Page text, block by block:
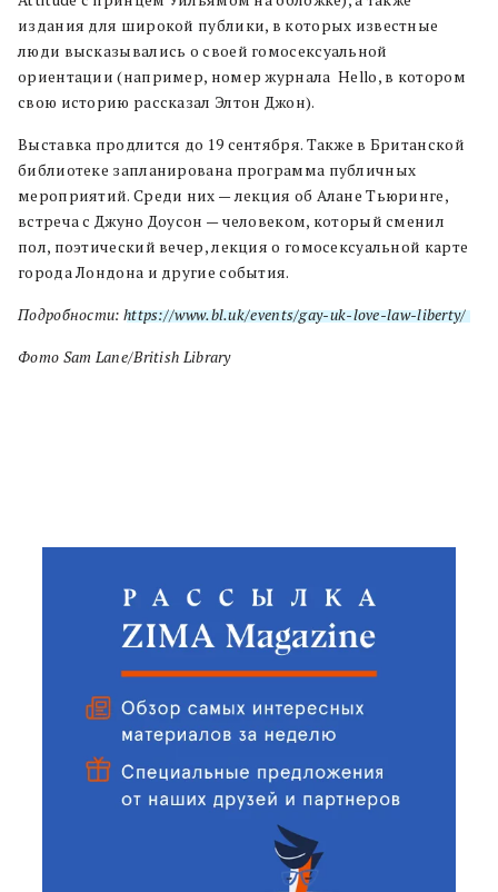
издания для широкой публики, в которых известные
люди высказывались о своей гомосексуальной
ориентации (например, номер журнала Hello, в котором
свою историю рассказал Элтон Джон).
Выставка продлится до 19 сентября. Также в Британской
библиотеке запланирована программа публичных
мероприятий. Среди них — лекция об Алане Тьюринге,
встреча с Джуно Доусон — человеком, который сменил
пол, поэтический вечер, лекция о гомосексуальной карте
города Лондона и другие события.
Подробности: https://www.bl.uk/events/gay-uk-love-law-liberty/
Фото Sam Lane/British Library